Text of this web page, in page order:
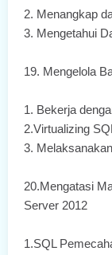
2. Menangkap
3. Mengetahui
19. Mengelola
1. Bekerja
2.Virtualizing
3.
20.Mengatasi
Server 2012
1.SQL